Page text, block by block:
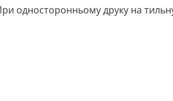
односторонньому друку на